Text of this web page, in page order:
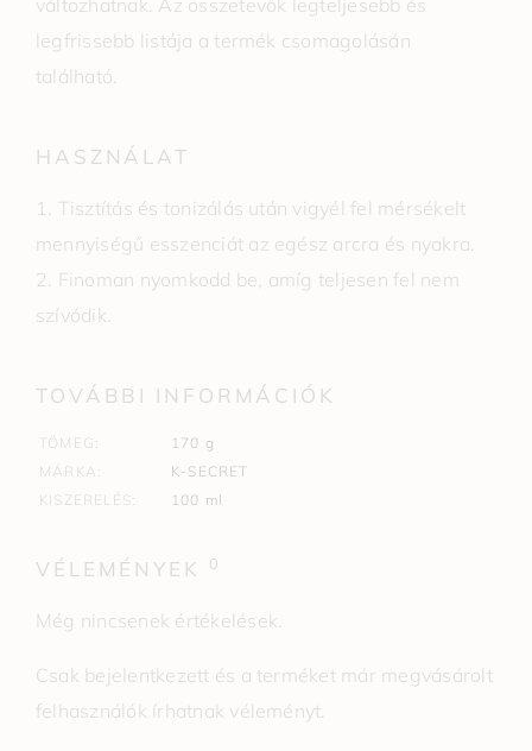
legfrissebb listája a termék csomagolásán
található.
HASZNÁLAT
1. Tisztítás és tonizálás után vigyél fel mérsékelt
mennyiségű esszenciát az egész arcra és nyakra.
2. Finoman nyomkodd be, amíg teljesen fel nem
szívódik.
TOVÁBBI INFORMÁCIÓK
TÖMEG
170 g
MÁRKA
K-SECRET
KISZERELÉS
100 ml
VÉLEMÉNYEK 0
Még nincsenek értékelések.
Csak bejelentkezett és a terméket már megvásárolt
felhasználók írhatnak véleményt.